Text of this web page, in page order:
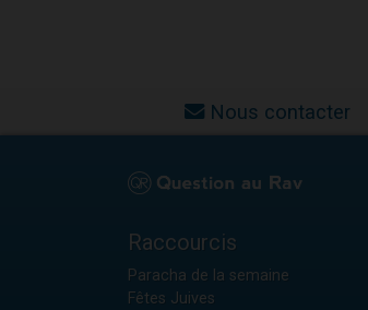
Nous contacter
Raccourcis
Paracha de la semaine
Fêtes Juives